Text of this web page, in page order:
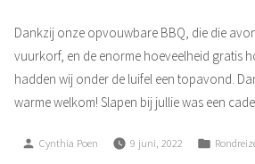
Dankzij onze opvouwbare BBQ, die die
vuurkorf, en de enorme hoeveelheid gratis
hadden wij onder de luifel een topavond.
warme welkom! Slapen bij jullie was een
Posted
Cynthia Poen 9 juni, 2022
Posted